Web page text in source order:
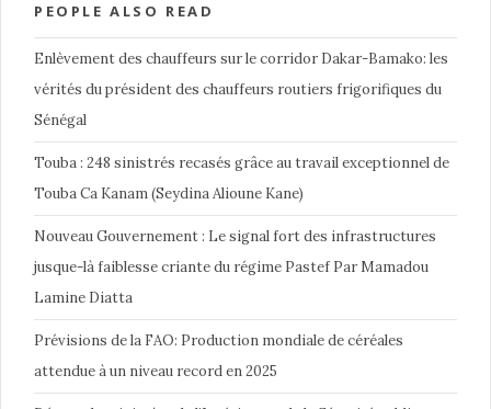
PEOPLE ALSO READ
Enlèvement des chauffeurs sur le corridor Dakar-Bamako: les
vérités du président des chauffeurs routiers frigorifiques du
Sénégal
Touba : 248 sinistrés recasés grâce au travail exceptionnel de
Touba Ca Kanam (Seydina Alioune Kane)
Nouveau Gouvernement : Le signal fort des infrastructures
jusque-là faiblesse criante du régime Pastef Par Mamadou
Lamine Diatta
Prévisions de la FAO: Production mondiale de céréales
attendue à un niveau record en 2025